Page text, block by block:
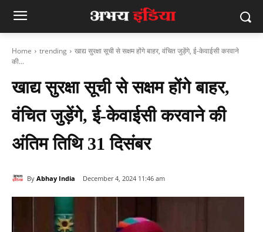
Home trending
खाद्य सुरक्षा सूची से सक्षम होंगे बाहर, वंचित जुड़ेंगे, ई-केवाईसी करवाने
की...
खाद्य सुरक्षा सूची से सक्षम होंगे बाहर,
वंचित जुड़ेंगे, ई-केवाईसी करवाने की
अंतिम तिथि 31 दिसंबर
By Abhay India December 4, 2024 11:46 am